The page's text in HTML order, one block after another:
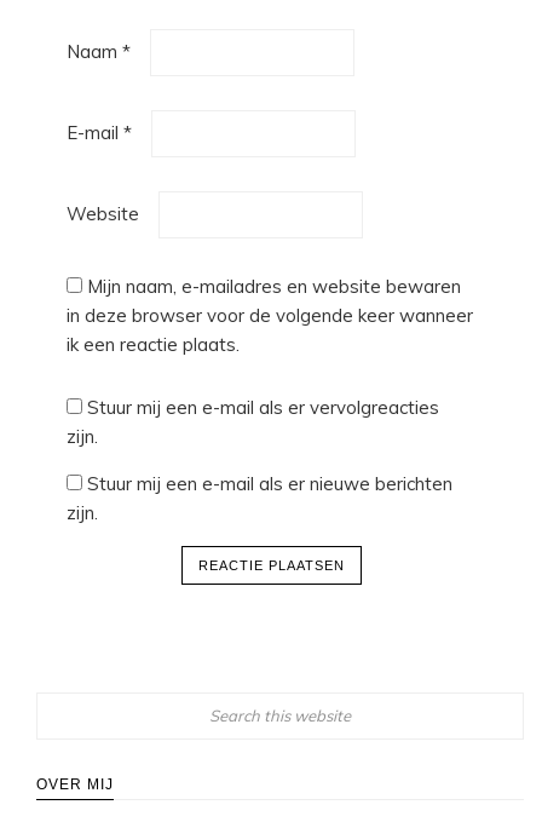
Naam *
E-mail *
Website
Mijn naam, e-mailadres en website bewaren
in deze browser voor de volgende keer wanneer
ik een reactie plaats.
Stuur mij een e-mail als er vervolgreacties
zijn.
Stuur mij een e-mail als er nieuwe berichten
zijn.
OVER MIJ